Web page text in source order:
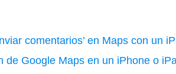
comentarios’ en Maps con un
de Google Maps en un iPhone o